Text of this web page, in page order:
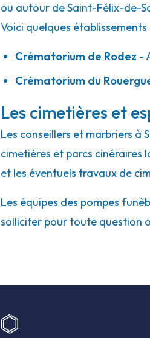
ou autour de Saint-Félix-de-
Voici quelques
Crématorium de Rodez -
Crématorium du
Les cimetières et
Les conseillers et marbriers à
cimetières et parcs cinéraires
et les éventuels travaux de
Les équipes des pompes
solliciter pour toute question